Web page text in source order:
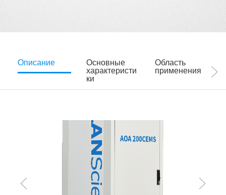
Описание
Основные
характеристи
ки
Область
применения